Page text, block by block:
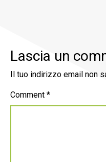
Lascia un
Il tuo indirizzo email non
Comment *